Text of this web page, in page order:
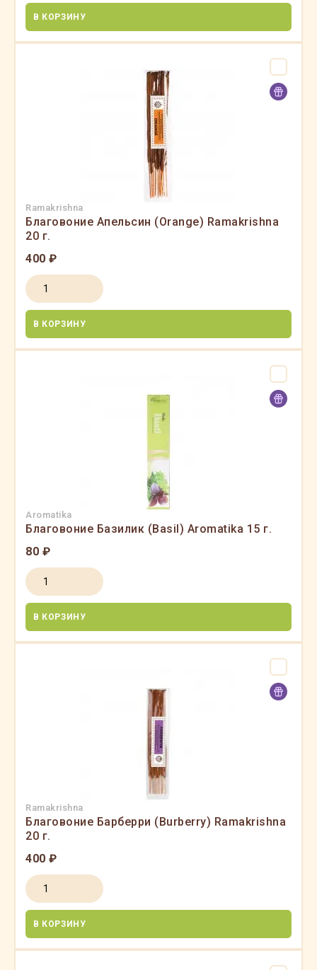
В КОРЗИНУ
Ramakrishna
Благовоние Апельсин (Orange) Ramakrishna
20 г.
400 ₽
В КОРЗИНУ
Aromatika
Благовоние Базилик (Basil) Aromatika 15 г.
80 ₽
В КОРЗИНУ
Ramakrishna
Благовоние Барберри (Burberry) Ramakrishna
20 г.
400 ₽
В КОРЗИНУ